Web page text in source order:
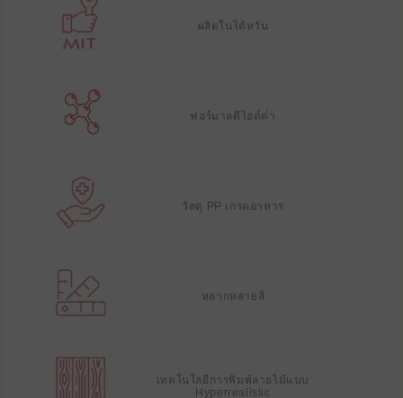
ผลิตในไต้หวัน
ฟอร์มาลดีไฮด์ต่ํา
วัสดุ PP เกรดอาหาร
หลากหลายสี
เทคโนโลยีการพิมพ์ลายไม้แบบ
Hyperrealistic